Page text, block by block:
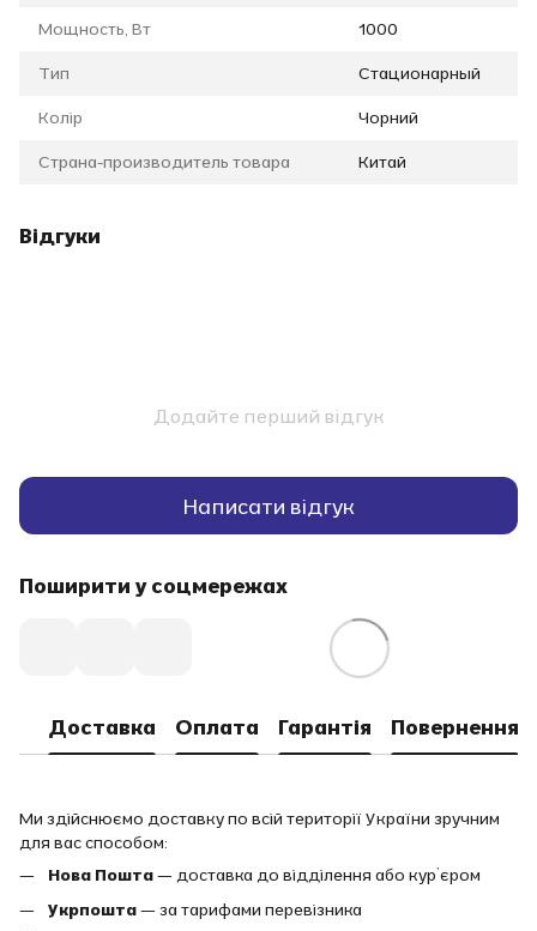
Мощность, Вт 1000
Тип Стационарный
Колір Чорний
Страна-производитель товара Китай
Відгуки
Додайте перший відгук
Написати відгук
Поширити у соцмережах
Доставка Оплата Гарантія Повернення
Ми здійснюємо доставку по всій території України зручним
для вас способом:
Нова Пошта— доставка до відділення або кур’єром
Укрпошта— за тарифами перевізника